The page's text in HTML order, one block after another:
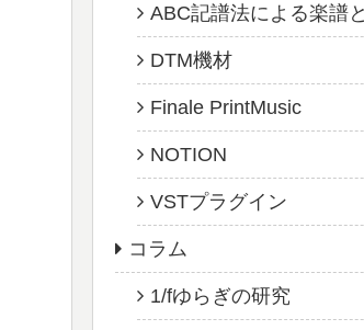
ABC記譜法による楽譜
DTM機材
Finale PrintMusic
NOTION
VSTプラグイン
コラム
1/fゆらぎの研究